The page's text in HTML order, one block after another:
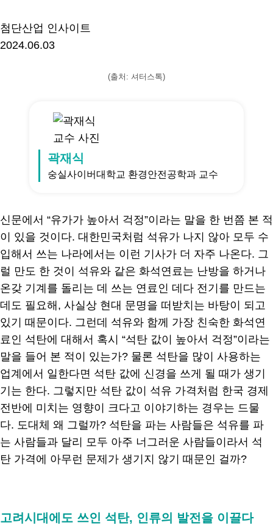
첨단산업 인사이트
2024.06.03
(출처: 셔터스톡)
곽재식
숭실사이버대학교 환경안전공학과 교수
신문에서 “유가가 높아서 걱정”이라는 말을 한 번쯤 본 적
이 있을 것이다. 대한민국처럼 석유가 나지 않아 모두 수
입해서 쓰는 나라에서는 이런 기사가 더 자주 나온다. 그
럴 만도 한 것이 석유와 같은 화석연료는 난방을 하거나
온갖 기계를 돌리는 데 쓰는 연료인 데다 전기를 만드는
데도 필요해, 사실상 현대 문명을 떠받치는 바탕이 되고
있기 때문이다. 그런데 석유와 함께 가장 친숙한 화석연
료인 석탄에 대해서 혹시 “석탄 값이 높아서 걱정”이라는
말을 들어 본 적이 있는가? 물론 석탄을 많이 사용하는
업계에서 일한다면 석탄 값에 신경을 쓰게 될 때가 생기
기는 한다. 그렇지만 석탄 값이 석유 가격처럼 한국 경제
전반에 미치는 영향이 크다고 이야기하는 경우는 드물
다. 도대체 왜 그럴까? 석탄을 파는 사람들은 석유를 파
는 사람들과 달리 모두 아주 너그러운 사람들이라서 석
탄 가격에 아무런 문제가 생기지 않기 때문인 걸까?
고려시대에도 쓰인 석탄, 인류의 발전을 이끌다